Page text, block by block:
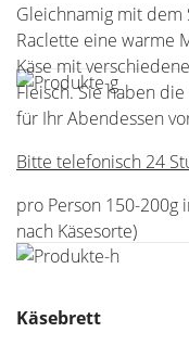
Gleichnamig mit dem
Raclette eine warme
Käse mit
Fleisch. Sie haben
für Ihr Abendessen
Bitte telefonisch 24
pro Person 150-200g
nach Käsesorte)
Käsebrett